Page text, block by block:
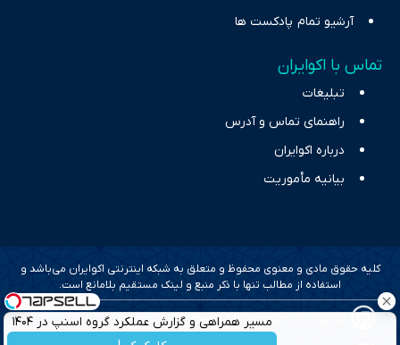
مسیر همراهی و گزارش عملکرد گروه اسنپ در ۱۴۰۴
آرشیو تمام پادکست ها
تماس با اکوایران
تبلیغات
راهنمای تماس و آدرس
درباره اکوایران
بیانیه مأموریت
کلیه حقوق مادی و معنوی محفوظ و متعلق به شبکه اینترنتی اکوایران می‌باشد و
استفاده از مطالب تنها با ذکر منبع و لینک مستقیم بلامانع است.
طراحی سایت خبری و خبرگزاری آسام